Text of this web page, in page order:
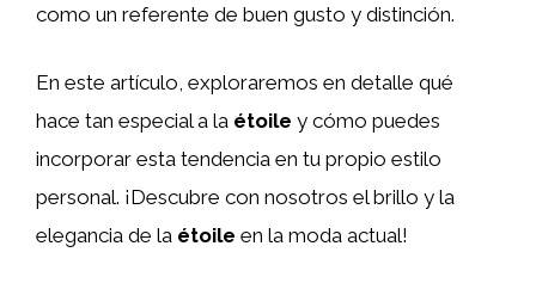
como un referente de buen gusto y distinción.
En este artículo, exploraremos en detalle qué
hace tan especial a la étoile y cómo puedes
incorporar esta tendencia en tu propio estilo
personal. ¡Descubre con nosotros el brillo y la
elegancia de la étoile en la moda actual!